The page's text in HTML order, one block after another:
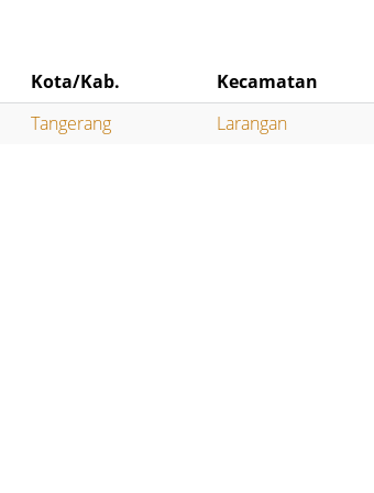
Kota/Kab. Kecamatan
Tangerang Larangan